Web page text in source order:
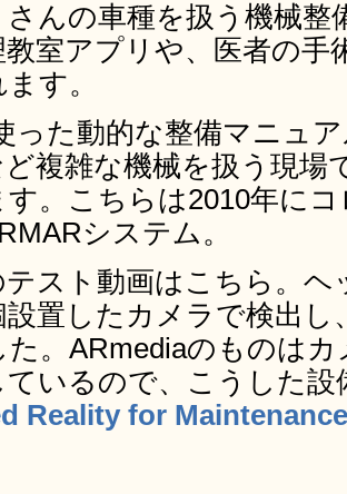
んの車種を扱う機械整
室アプリや、医者の手
す。
った動的な整備マニュ
複雑な機械を扱う現場
。こちらは2010年に
システム。
スト動画はこちら。
設置したカメラで検出し
た。ARmediaのものは
ているので、こうした
Reality for